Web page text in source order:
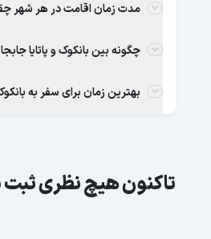
مدت زمان اقامت در هر شهر
چگونه بین بانکوک و پاتایا
بهترین زمان برای سفر به
تاکنون هیچ نظری